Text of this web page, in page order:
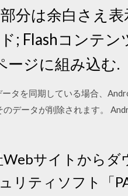
分は余白さえ表
; Flashコンテン
ージに組み込む.
を同期している場合、
データが削除されます。
サイトからダ
ティソフト「